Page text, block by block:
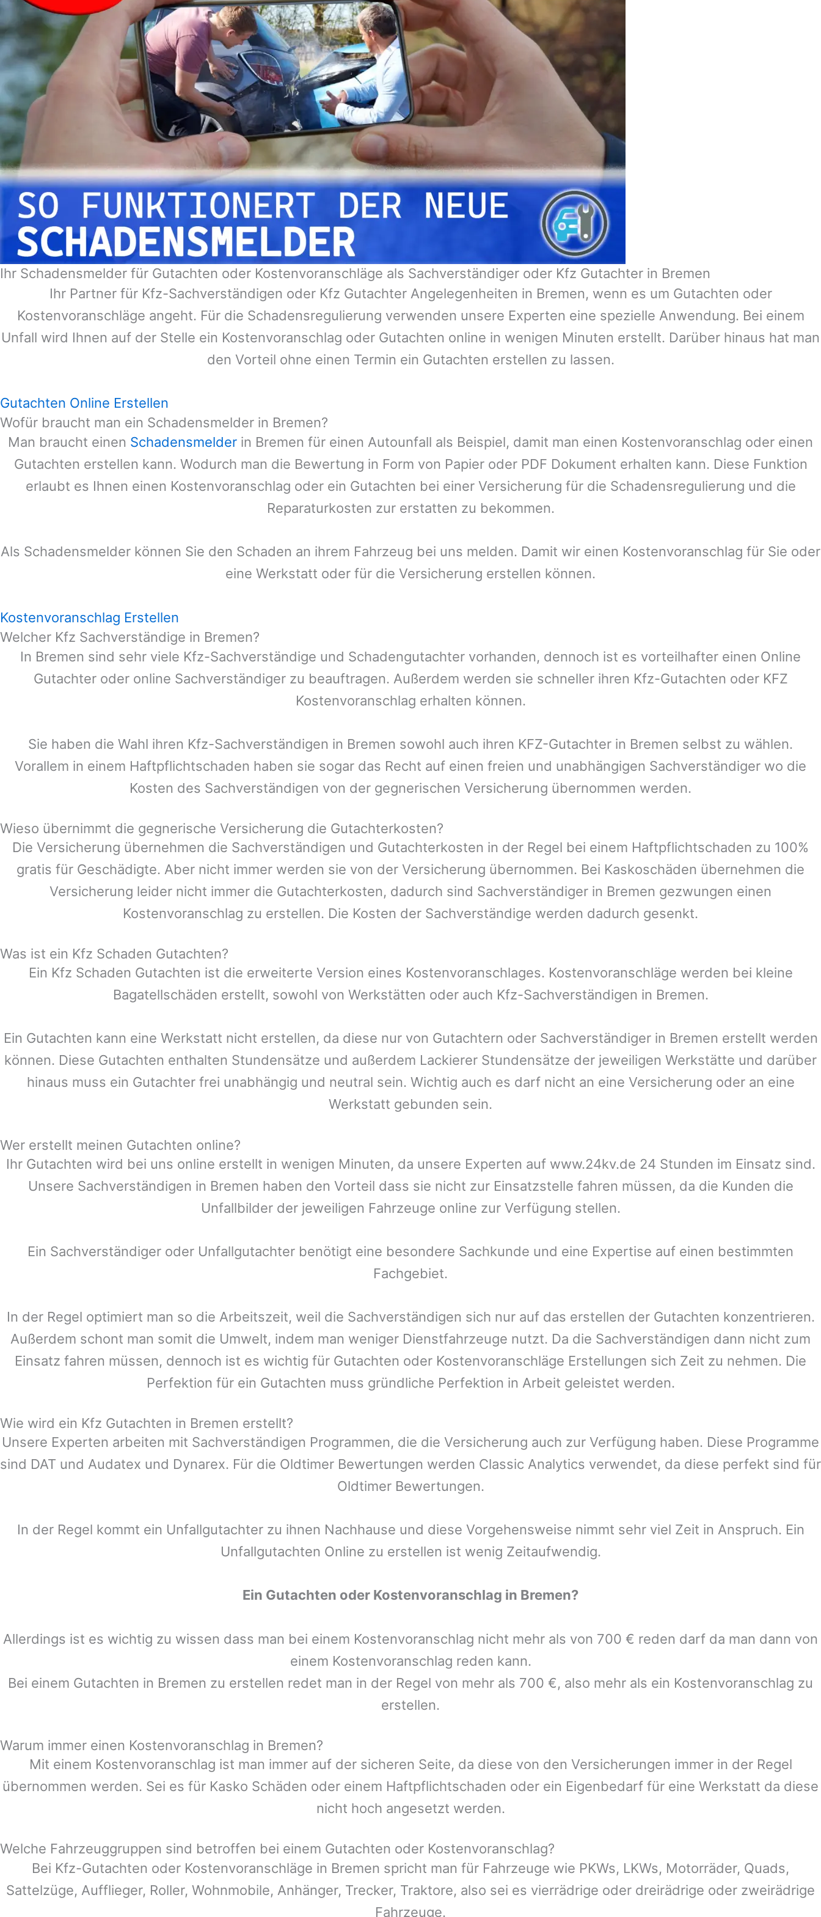
Ihr Schadensmelder für Gutachten oder Kostenvoranschläge als Sachverständiger oder Kfz Gutachter in Bremen
Ihr Partner für Kfz-Sachverständigen oder Kfz Gutachter Angelegenheiten in Bremen, wenn es um Gutachten oder
Kostenvoranschläge angeht. Für die Schadensregulierung verwenden unsere Experten eine spezielle Anwendung. Bei einem
Unfall wird Ihnen auf der Stelle ein Kostenvoranschlag oder Gutachten online in wenigen Minuten erstellt. Darüber hinaus hat man
den Vorteil ohne einen Termin ein Gutachten erstellen zu lassen.
Gutachten Online Erstellen
Wofür braucht man ein Schadensmelder in Bremen?
Man braucht einen Schadensmelder in Bremen für einen Autounfall als Beispiel, damit man einen Kostenvoranschlag oder einen
Gutachten erstellen kann. Wodurch man die Bewertung in Form von Papier oder PDF Dokument erhalten kann. Diese Funktion
erlaubt es Ihnen einen Kostenvoranschlag oder ein Gutachten bei einer Versicherung für die Schadensregulierung und die
Reparaturkosten zur erstatten zu bekommen.
Als Schadensmelder können Sie den Schaden an ihrem Fahrzeug bei uns melden. Damit wir einen Kostenvoranschlag für Sie oder
eine Werkstatt oder für die Versicherung erstellen können.
Kostenvoranschlag Erstellen
Welcher Kfz Sachverständige in Bremen?
In Bremen sind sehr viele Kfz-Sachverständige und Schadengutachter vorhanden, dennoch ist es vorteilhafter einen Online
Gutachter oder online Sachverständiger zu beauftragen. Außerdem werden sie schneller ihren Kfz-Gutachten oder KFZ
Kostenvoranschlag erhalten können.
Sie haben die Wahl ihren Kfz-Sachverständigen in Bremen sowohl auch ihren KFZ-Gutachter in Bremen selbst zu wählen.
Vorallem in einem Haftpflichtschaden haben sie sogar das Recht auf einen freien und unabhängigen Sachverständiger wo die
Kosten des Sachverständigen von der gegnerischen Versicherung übernommen werden.
Wieso übernimmt die gegnerische Versicherung die Gutachterkosten?
Die Versicherung übernehmen die Sachverständigen und Gutachterkosten in der Regel bei einem Haftpflichtschaden zu 100%
gratis für Geschädigte. Aber nicht immer werden sie von der Versicherung übernommen. Bei Kaskoschäden übernehmen die
Versicherung leider nicht immer die Gutachterkosten, dadurch sind Sachverständiger in Bremen gezwungen einen
Kostenvoranschlag zu erstellen. Die Kosten der Sachverständige werden dadurch gesenkt.
Was ist ein Kfz Schaden Gutachten?
Ein Kfz Schaden Gutachten ist die erweiterte Version eines Kostenvoranschlages. Kostenvoranschläge werden bei kleine
Bagatellschäden erstellt, sowohl von Werkstätten oder auch Kfz-Sachverständigen in Bremen.
Ein Gutachten kann eine Werkstatt nicht erstellen, da diese nur von Gutachtern oder Sachverständiger in Bremen erstellt werden
können. Diese Gutachten enthalten Stundensätze und außerdem Lackierer Stundensätze der jeweiligen Werkstätte und darüber
hinaus muss ein Gutachter frei unabhängig und neutral sein. Wichtig auch es darf nicht an eine Versicherung oder an eine
Werkstatt gebunden sein.
Wer erstellt meinen Gutachten online?
Ihr Gutachten wird bei uns online erstellt in wenigen Minuten, da unsere Experten auf www.24kv.de 24 Stunden im Einsatz sind.
Unsere Sachverständigen in Bremen haben den Vorteil dass sie nicht zur Einsatzstelle fahren müssen, da die Kunden die
Unfallbilder der jeweiligen Fahrzeuge online zur Verfügung stellen.
Ein Sachverständiger oder Unfallgutachter benötigt eine besondere Sachkunde und eine Expertise auf einen bestimmten
Fachgebiet.
In der Regel optimiert man so die Arbeitszeit, weil die Sachverständigen sich nur auf das erstellen der Gutachten konzentrieren.
Außerdem schont man somit die Umwelt, indem man weniger Dienstfahrzeuge nutzt. Da die Sachverständigen dann nicht zum
Einsatz fahren müssen, dennoch ist es wichtig für Gutachten oder Kostenvoranschläge Erstellungen sich Zeit zu nehmen. Die
Perfektion für ein Gutachten muss gründliche Perfektion in Arbeit geleistet werden.
Wie wird ein Kfz Gutachten in Bremen erstellt?
Unsere Experten arbeiten mit Sachverständigen Programmen, die die Versicherung auch zur Verfügung haben. Diese Programme
sind DAT und Audatex und Dynarex. Für die Oldtimer Bewertungen werden Classic Analytics verwendet, da diese perfekt sind für
Oldtimer Bewertungen.
In der Regel kommt ein Unfallgutachter zu ihnen Nachhause und diese Vorgehensweise nimmt sehr viel Zeit in Anspruch. Ein
Unfallgutachten Online zu erstellen ist wenig Zeitaufwendig.
Ein Gutachten oder Kostenvoranschlag in Bremen?
Allerdings ist es wichtig zu wissen dass man bei einem Kostenvoranschlag nicht mehr als von 700 € reden darf da man dann von
einem Kostenvoranschlag reden kann.
Bei einem Gutachten in Bremen zu erstellen redet man in der Regel von mehr als 700 €, also mehr als ein Kostenvoranschlag zu
erstellen.
Warum immer einen Kostenvoranschlag in Bremen?
Mit einem Kostenvoranschlag ist man immer auf der sicheren Seite, da diese von den Versicherungen immer in der Regel
übernommen werden. Sei es für Kasko Schäden oder einem Haftpflichtschaden oder ein Eigenbedarf für eine Werkstatt da diese
nicht hoch angesetzt werden.
Welche Fahrzeuggruppen sind betroffen bei einem Gutachten oder Kostenvoranschlag?
Bei Kfz-Gutachten oder Kostenvoranschläge in Bremen spricht man für Fahrzeuge wie PKWs, LKWs, Motorräder, Quads,
Sattelzüge, Aufflieger, Roller, Wohnmobile, Anhänger, Trecker, Traktore, also sei es vierrädrige oder dreirädrige oder zweirädrige
Fahrzeuge.